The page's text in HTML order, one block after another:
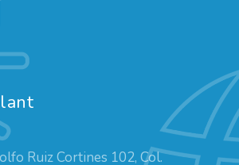
Ruiz Cortines 102, Col.